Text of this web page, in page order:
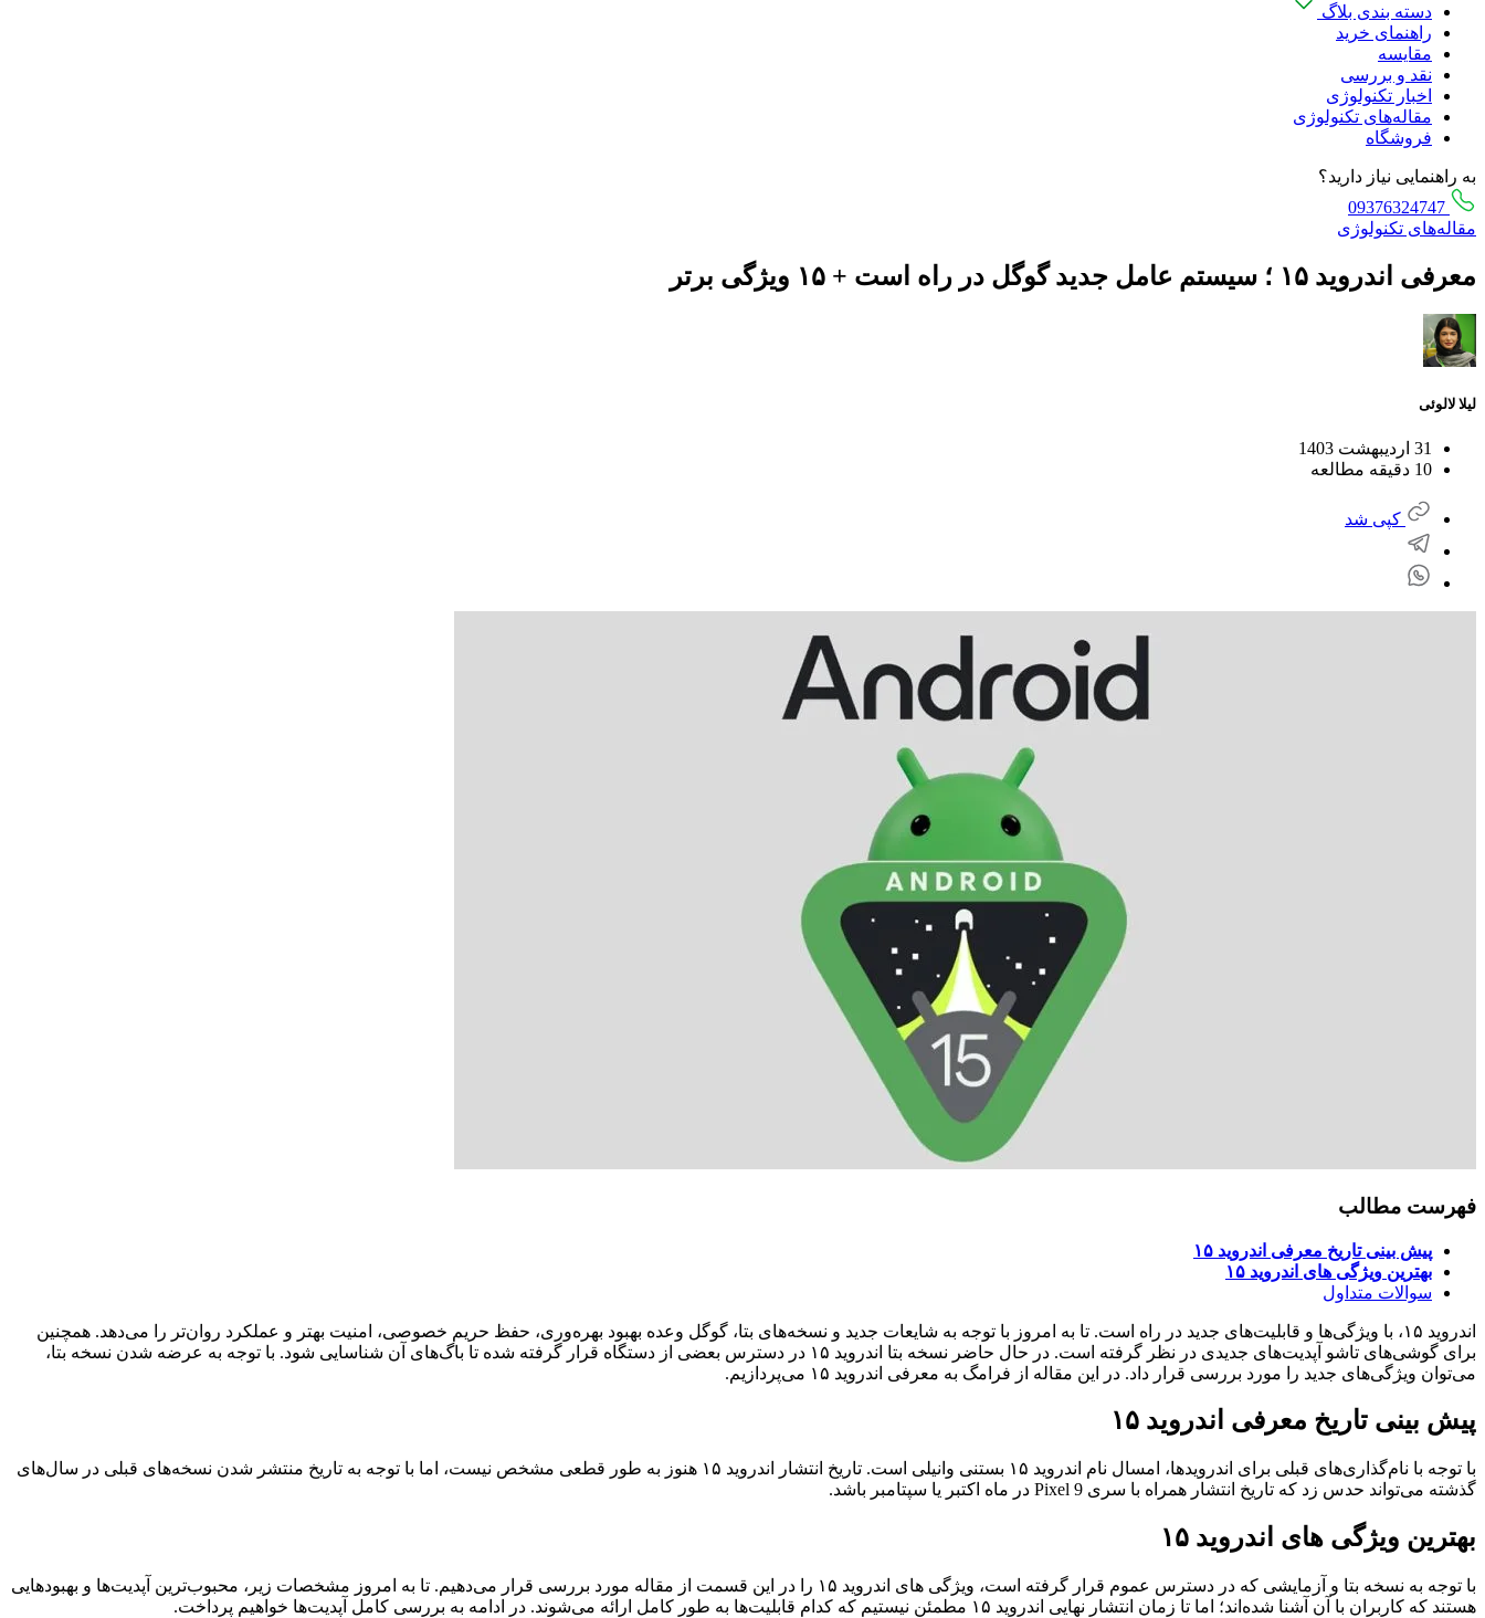
دسته بندی بلاگ
راهنمای خرید
مقایسه
نقد و بررسی
اخبار تکنولوژی
مقاله‌های تکنولوژی
فروشگاه
به راهنمایی نیاز دارید؟
مقاله‌های تکنولوژی
معرفی اندروید ۱۵ ؛ سیستم عامل جدید گوگل در راه است + ۱۵ ویژگی برتر
لیلا لالوئی
31 اردیبهشت 1403
10 دقیقه مطالعه
کپی شد
فهرست مطالب
پیش بینی تاریخ معرفی اندروید ۱۵
بهترین ویژگی های اندروید ۱۵
سوالات متداول
اندروید ۱۵، با ویژگی‌ها و قابلیت‌های جدید در راه است. تا به امروز با توجه به شایعات جدید و نسخه‌‌های بتا، گوگل وعده بهبود بهره‌وری، حفظ حریم خصوصی، امنیت بهتر و عملکرد روان‌تر را می‌دهد. همچنین
برای گوشی‌های تاشو آپدیت‌های جدیدی در نظر گرفته است. در حال حاضر نسخه بتا اندروید ۱۵ در دسترس بعضی از دستگاه قرار گرفته شده تا باگ‌های آن شناسایی شود. با توجه به عرضه شدن نسخه بتا،
می‌توان ویژگی‌های جدید را مورد بررسی قرار داد. در این مقاله از فرامگ به معرفی اندروید ۱۵ می‌پردازیم.
پیش بینی تاریخ معرفی اندروید ۱۵
با توجه با نام‌گذاری‌های قبلی برای اندرویدها، امسال نام اندروید ۱۵ بستنی وانیلی است. تاریخ انتشار اندروید ۱۵ هنوز به طور قطعی مشخص نیست، اما با توجه به تاریخ منتشر شدن نسخه‌های قبلی در سال‌های
گذشته می‌تواند حدس زد که تاریخ انتشار همراه با سری Pixel 9 در ماه اکتبر یا سپتامبر باشد.
بهترین ویژگی های اندروید ۱۵
با توجه به نسخه‌ بتا و آزمایشی که در دسترس عموم قرار گرفته است، ویژگی‌ های اندروید ۱۵ را در این قسمت از مقاله مورد بررسی قرار می‌دهیم. تا به امروز مشخصات زیر، محبوب‌ترین آپدیت‌ها و بهبودهایی
هستند که کاربران با آن آشنا شده‌اند؛ اما تا زمان انتشار نهایی اندروید ۱۵ مطمئن نیستیم که کدام قابلیت‌ها به طور کامل ارائه می‌شوند. در ادامه به بررسی کامل آپدیت‌ها خواهیم پرداخت.